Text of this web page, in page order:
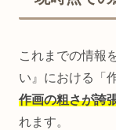
これまでの情報
い』における「
作画の粗さが誇
れます。